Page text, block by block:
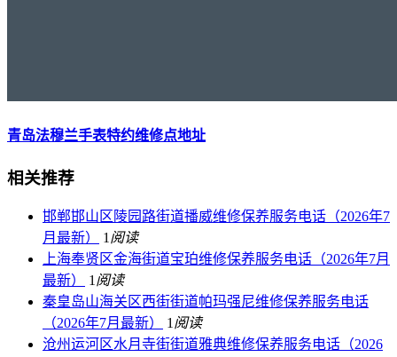
青岛法穆兰手表特约维修点地址
相关推荐
邯郸邯山区陵园路街道播威维修保养服务电话（2026年7
月最新）
1 阅读
上海奉贤区金海街道宝珀维修保养服务电话（2026年7月
最新）
1 阅读
秦皇岛山海关区西街街道帕玛强尼维修保养服务电话
（2026年7月最新）
1 阅读
沧州运河区水月寺街街道雅典维修保养服务电话（2026